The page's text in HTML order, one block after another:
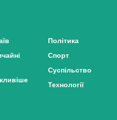
Політика
Спорт
Суспільство
Технології